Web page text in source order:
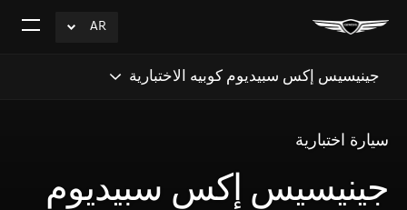
AR
click
افتح
جينيسيس إكس سبيديوم كوبيه الاختبارية
سيارة اختبارية
جينيسيس إكس سبيديوم